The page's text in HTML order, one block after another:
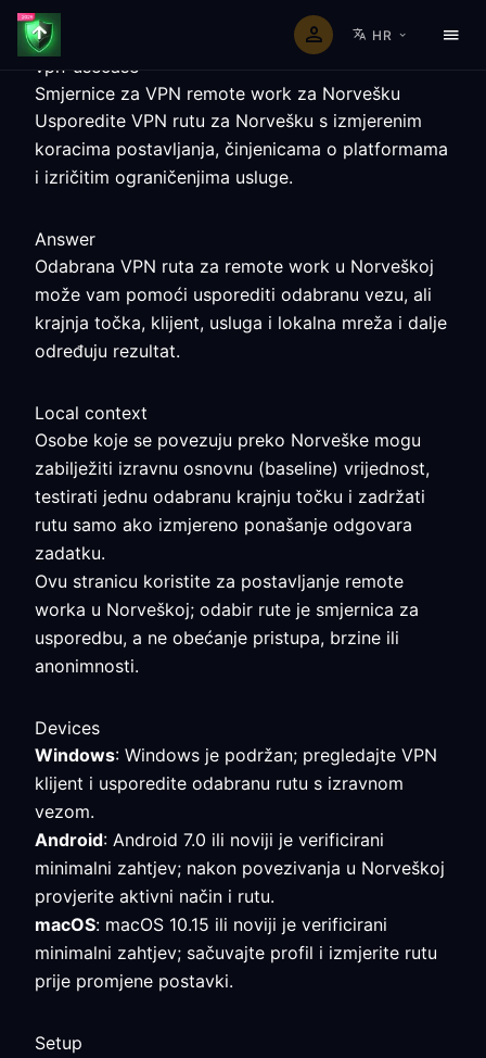
HR
vpn-usecase
Smjernice za VPN remote work za Norvešku
Usporedite VPN rutu za Norvešku s izmjerenim
koracima postavljanja, činjenicama o platformama
i izričitim ograničenjima usluge.
Answer
Odabrana VPN ruta za remote work u Norveškoj
može vam pomoći usporediti odabranu vezu, ali
krajnja točka, klijent, usluga i lokalna mreža i dalje
određuju rezultat.
Local context
Osobe koje se povezuju preko Norveške mogu
zabilježiti izravnu osnovnu (baseline) vrijednost,
testirati jednu odabranu krajnju točku i zadržati
rutu samo ako izmjereno ponašanje odgovara
zadatku.
Ovu stranicu koristite za postavljanje remote
worka u Norveškoj; odabir rute je smjernica za
usporedbu, a ne obećanje pristupa, brzine ili
anonimnosti.
Devices
Windows: Windows je podržan; pregledajte VPN
klijent i usporedite odabranu rutu s izravnom
vezom.
Android: Android 7.0 ili noviji je verificirani
minimalni zahtjev; nakon povezivanja u Norveškoj
provjerite aktivni način i rutu.
macOS: macOS 10.15 ili noviji je verificirani
minimalni zahtjev; sačuvajte profil i izmjerite rutu
prije promjene postavki.
Setup